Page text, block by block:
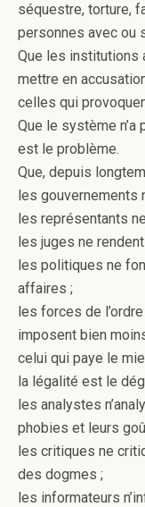
séquestre, torture,
personnes avec ou
Que les institutions
mettre en
celles qui
Que le système
est le problème.
Que, depuis
les gouvernements
les représentants
les juges ne
les politiques ne
affaires ;
les forces de
imposent bien
celui qui paye le
la légalité est le
les analystes
phobies et leurs
les critiques ne
des dogmes ;
les informateurs